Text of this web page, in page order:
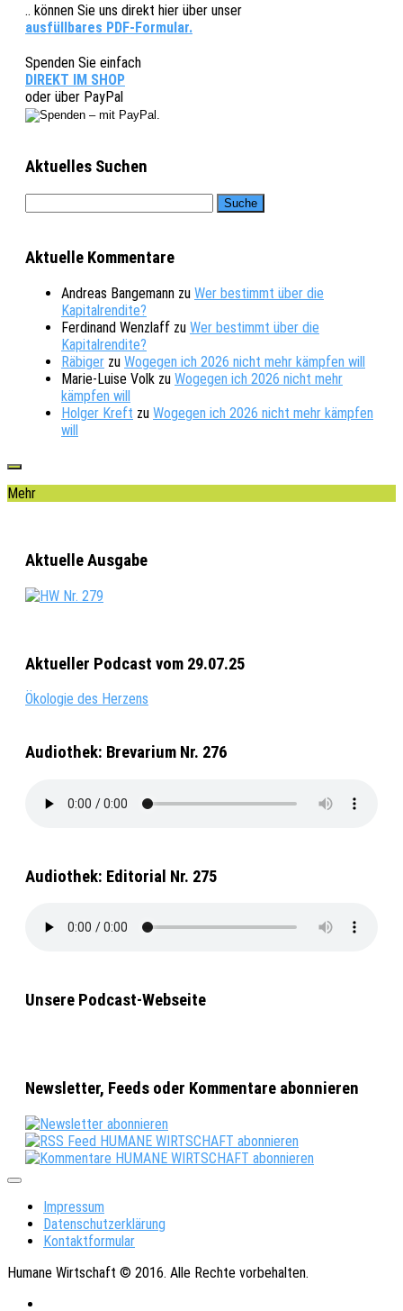
.. können Sie uns direkt hier über unser
ausfüllbares PDF-Formular.
Spenden Sie einfach
DIREKT IM SHOP
oder über PayPal
Aktuelles Suchen
Aktuelle Kommentare
Andreas Bangemann zu Wer bestimmt über die
Kapitalrendite?
Ferdinand Wenzlaff zu Wer bestimmt über die
Kapitalrendite?
Räbiger zu Wogegen ich 2026 nicht mehr kämpfen will
Marie-Luise Volk zu Wogegen ich 2026 nicht mehr
kämpfen will
Holger Kreft zu Wogegen ich 2026 nicht mehr kämpfen
will
Mehr
Aktuelle Ausgabe
Aktueller Podcast vom 29.07.25
Ökologie des Herzens
Audiothek: Brevarium Nr. 276
Audiothek: Editorial Nr. 275
Unsere Podcast-Webseite
Newsletter, Feeds oder Kommentare abonnieren
Impressum
Datenschutzerklärung
Kontaktformular
Humane Wirtschaft © 2016. Alle Rechte vorbehalten.